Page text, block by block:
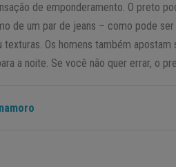
de emponderamento. O preto
de um par de jeans – como pode
Os homens também
a noite. Se você não quer errar, o